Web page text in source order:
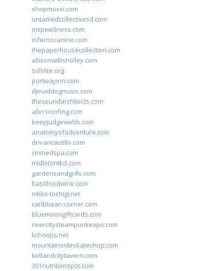
shopmossi.com
untamedcollectivesd.com
mxpwellness.com
infernocanine.com
thepaperhousecollection.com
allisonwillisholley.com
solslite.org
portwayinn.com
djmaddogmusic.com
thesoundarchitects.com
allin1roofing.com
keepjudgewebb.com
anatomyofadventure.com
drivancastillo.com
cmmedspa.com
midletontkd.com
gardensandgrills.com
basilfoodwine.com
nikko-tochigi.net
caribbean-corner.com
bluemoongiftcards.com
rivercitysteampunkexpo.com
kchoops.net
mountainsideskateshop.com
kirtlandcitytavern.com
301nutritionspot.com